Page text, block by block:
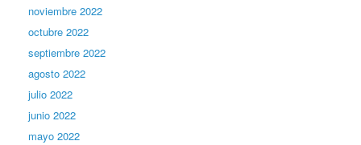
noviembre 2022
octubre 2022
septiembre 2022
agosto 2022
julio 2022
junio 2022
mayo 2022